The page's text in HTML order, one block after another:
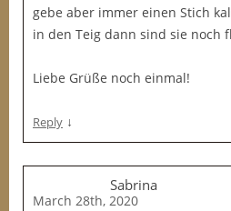
gebe aber immer einen Stich
in den Teig dann sind sie noch
Liebe Grüße noch einmal!
Reply ↓
Sabrina
March 28th, 2020